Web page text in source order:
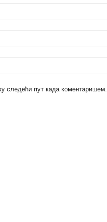
следећи пут када коментаришем.